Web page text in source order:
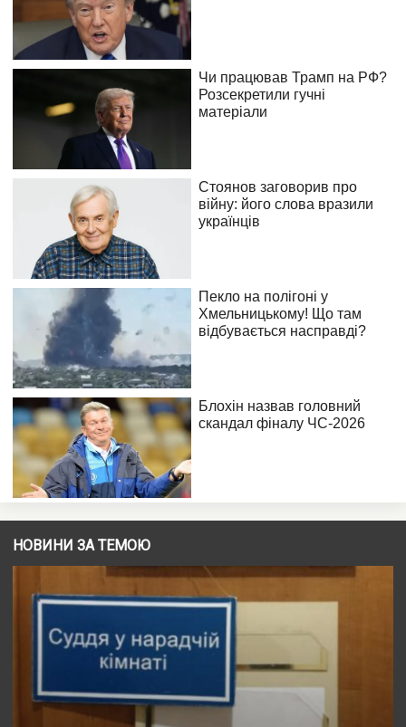
НОВИНИ ЗА ТЕМОЮ